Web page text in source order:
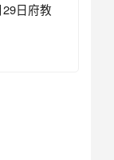
29日府教